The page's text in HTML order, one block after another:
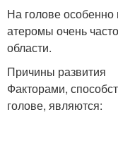
На голове
атеромы очень
области.
Причины развития
Факторами,
голове, являются: